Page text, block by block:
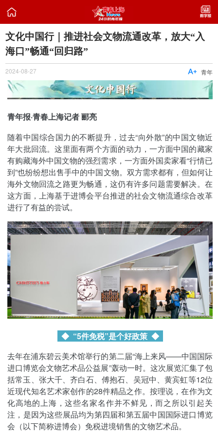

文化中国行｜推进社会文物流通改革，放大“入
海口”畅通“回归路”
2024-08-27 青年

青年报·青春上海记者 郦亮
随着中国综合国力的不断提升，过去“向外散”的中国文物近
年大批回流。这里面有两个方面的动力，一方面中国的藏家
有购藏海外中国文物的强烈需求，一方面外国卖家看“行情已
到”也纷纷想出售手中的中国文物。双方需求都有，但如何让
海外文物回流之路更为畅通，这仍有许多问题需要解决。在
这方面，上海基于进博会平台推进的社会文物流通综合改革
进行了有益的尝试。
◆ “5件免税”是个好政策 ◆
去年在浦东碧云美术馆举行的第二届“海上来风——中国国际
进口博览会文物艺术品公益展”轰动一时。这次展览汇集了包
括常玉、张大千、齐白石、傅抱石、吴冠中、黄宾虹等12位
近现代知名艺术家创作的28件精品之作。按理说，在作为文
化高地的上海，这些名家名作并不鲜见，而之所以引起关
注，是因为这些展品均为第四届和第五届中国国际进口博览
会（以下简称进博会）免税进境销售的文物艺术品。